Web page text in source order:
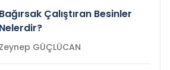
Bağırsak Çalıştıran Besinler
Nelerdir?
Zeynep GÜÇLÜCAN